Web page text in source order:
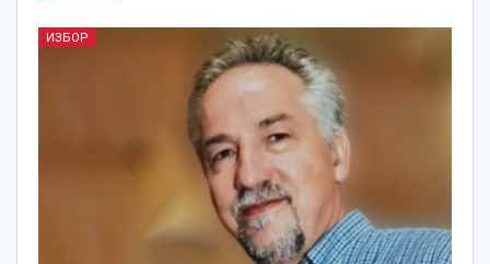
ИЗБОР